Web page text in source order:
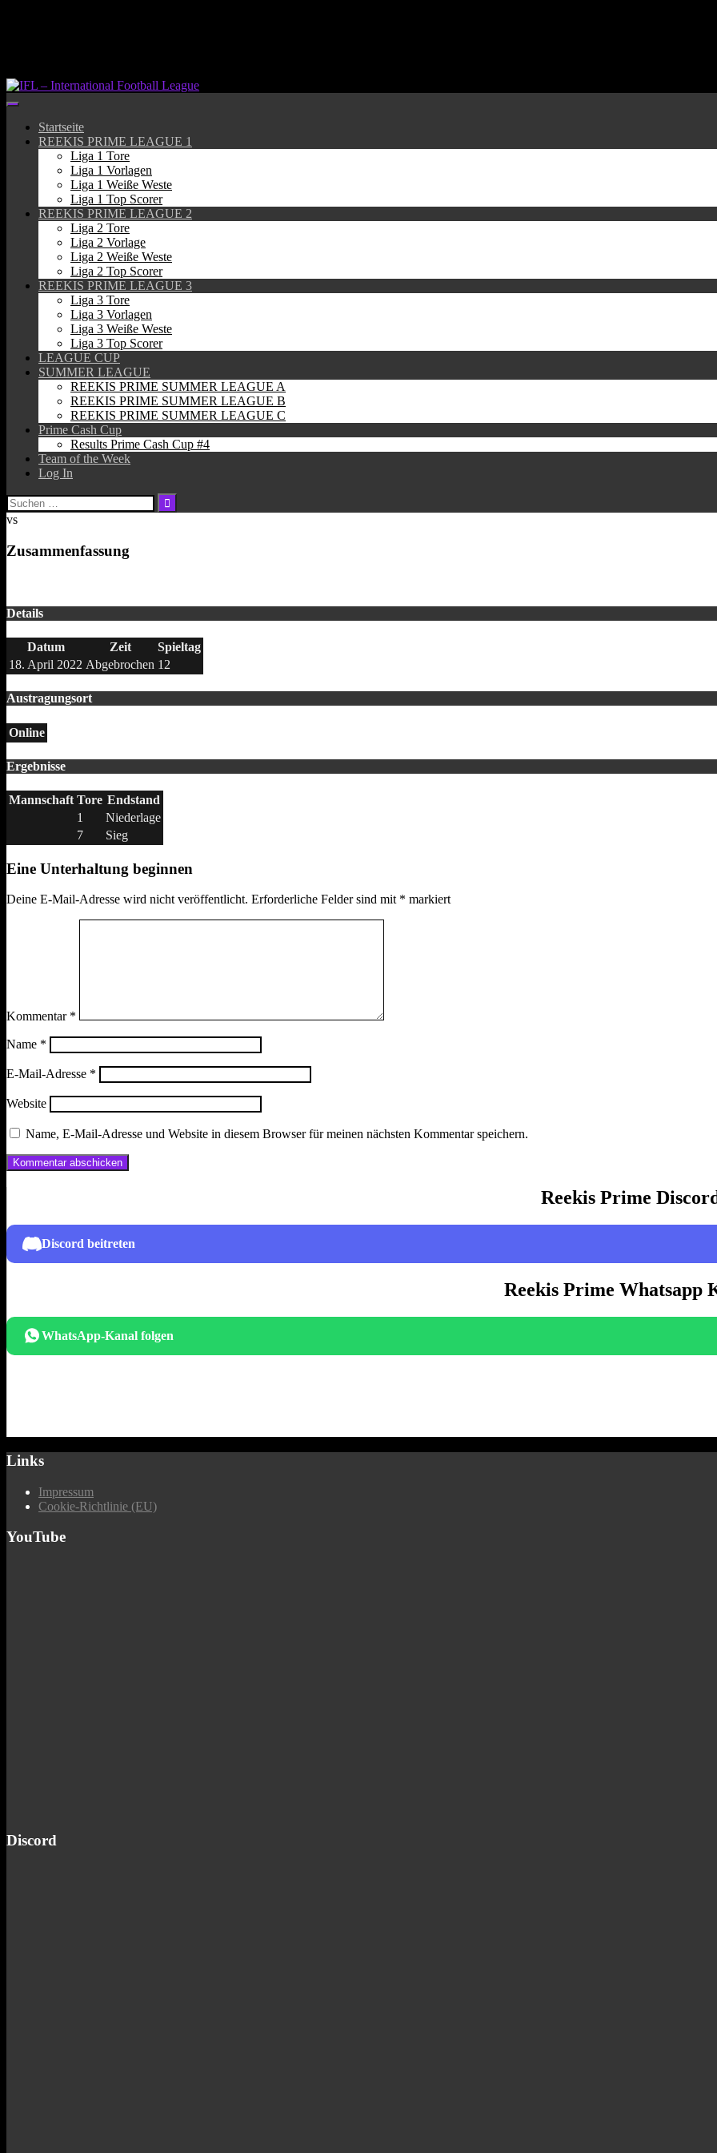
Startseite
REEKIS PRIME LEAGUE 1
Liga 1 Tore
Liga 1 Vorlagen
Liga 1 Weiße Weste
Liga 1 Top Scorer
REEKIS PRIME LEAGUE 2
Liga 2 Tore
Liga 2 Vorlage
Liga 2 Weiße Weste
Liga 2 Top Scorer
REEKIS PRIME LEAGUE 3
Liga 3 Tore
Liga 3 Vorlagen
Liga 3 Weiße Weste
Liga 3 Top Scorer
LEAGUE CUP
SUMMER LEAGUE
REEKIS PRIME SUMMER LEAGUE A
REEKIS PRIME SUMMER LEAGUE B
REEKIS PRIME SUMMER LEAGUE C
Prime Cash Cup
Results Prime Cash Cup #4
Team of the Week
Log In
Suchen
nach:
vs
Zusammenfassung
Details
Datum Zeit
Spieltag
18. April 2022 Abgebrochen 12
Austragungsort
Online
Ergebnisse
Mannschaft Tore Endstand
1
Niederlage
7
Sieg
Eine Unterhaltung beginnen
Deine E-Mail-Adresse wird nicht veröffentlicht. Erforderliche Felder sind mit * markiert
Kommentar *
Name *
E-Mail-Adresse *
Website
Name, E-Mail-Adresse und Website in diesem Browser für meinen nächsten Kommentar speichern.
Reekis Prime
Discord beitreten
Reekis Prime Whatsapp
WhatsApp-Kanal folgen
Links
Impressum
Cookie-Richtlinie (EU)
YouTube
Discord